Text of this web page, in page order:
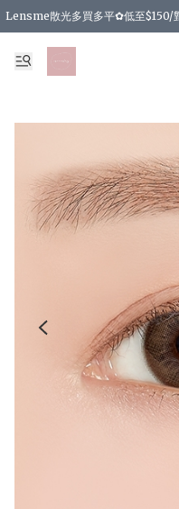
Lensme散光多買多平✿低至$150/
台灣Karacon⁩✧日拋 特價清貨❁⃘
日本韓國多款日/月拋現貨☼ 特價❤︎
🇰🇷韓國多款月拋現貨 特價兩對
精選商品，任選買2件或以上9 折
精選商品，任選買2件HKD
精選商品，任選買2件HKD
精選商品，任選買2件HKD 110.00
精選商品，任選買2件HKD 170.00
精選商品，任選買2件或以上減HKD
精選商品，任選買2件或以上減HKD
精選商品，任選買2件或以上95
精選商品，任選買12件或以上87 折
精選商品，任選買2件或以上減
精選商品，任選買2件或以上95
購物滿 HKD 800.00即享免運費優